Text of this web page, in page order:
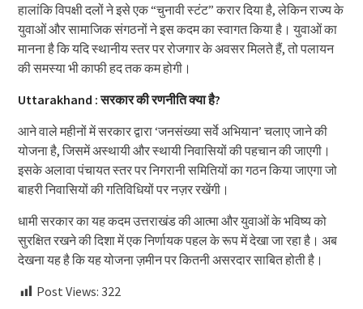
हालांकि विपक्षी दलों ने इसे एक “चुनावी स्टंट” करार दिया है, लेकिन राज्य के
युवाओं और सामाजिक संगठनों ने इस कदम का स्वागत किया है। युवाओं का
मानना है कि यदि स्थानीय स्तर पर रोजगार के अवसर मिलते हैं, तो पलायन
की समस्या भी काफी हद तक कम होगी।
Uttarakhand : सरकार की रणनीति क्या है?
आने वाले महीनों में सरकार द्वारा ‘जनसंख्या सर्वे अभियान’ चलाए जाने की
योजना है, जिसमें अस्थायी और स्थायी निवासियों की पहचान की जाएगी।
इसके अलावा पंचायत स्तर पर निगरानी समितियों का गठन किया जाएगा जो
बाहरी निवासियों की गतिविधियों पर नज़र रखेंगी।
धामी सरकार का यह कदम उत्तराखंड की आत्मा और युवाओं के भविष्य को
सुरक्षित रखने की दिशा में एक निर्णायक पहल के रूप में देखा जा रहा है। अब
देखना यह है कि यह योजना ज़मीन पर कितनी असरदार साबित होती है।
Post Views: 322